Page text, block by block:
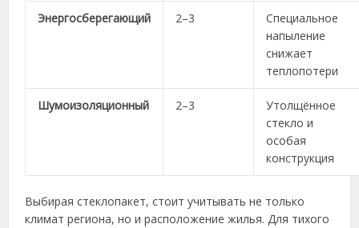
Энергосберегающий 2–3
Специальное
напыление
снижает
теплопотери
Шумоизоляционный 2–3
Утолщённое
стекло и
особая
конструкция
Выбирая стеклопакет, стоит учитывать не только
климат региона, но и расположение жилья. Для тихого